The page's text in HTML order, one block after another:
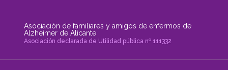
Asociación de familiares y amigos de enfermos de
Alzheimer de Alicante
Asociación declarada de Utilidad pública nº 111332